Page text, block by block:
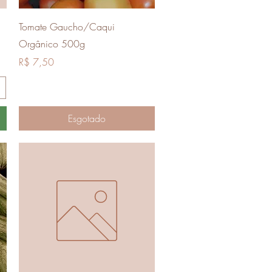
Visualização rápida
Tomate Gaucho/Caqui
Orgânico 500g
Preço
R$ 7,50
Esgotado